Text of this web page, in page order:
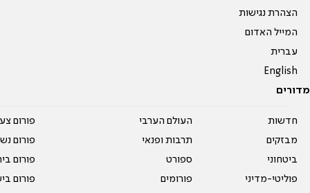
הצהרת נגישות
המייל האדום
עברית
English
מדורים
חדשות
מבזקים
ביטחוני
פוליטי-מדיני
העולם הערבי
תרבות ופנאי
ספורט
פורומים
פורום
פורום
פורום
פורום